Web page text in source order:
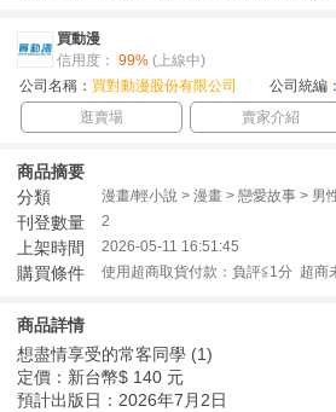
買動漫
信用度： 99% (上線中)
公司名稱： 買對動漫股份有限公司 公司統編：
逛賣場
賣家介紹
商品摘要
分類
漫畫/輕小說 > 漫畫 > 戀愛故事 > 男
刊登數量 2
上架時間 2026-05-11 16:51:45
購買條件 使用超商取貨付款：負評≦1分 超
商品詳情
想盡情享受的常客同學 (1)
定價：新台幣$ 140 元
預計出版日：2026年7月2日